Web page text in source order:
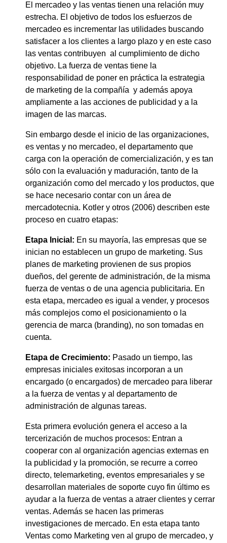
El mercadeo y las ventas tienen una relación muy
estrecha. El objetivo de todos los esfuerzos de
mercadeo es incrementar las utilidades buscando
satisfacer a los clientes a largo plazo y en este caso
las ventas contribuyen al cumplimiento de dicho
objetivo. La fuerza de ventas tiene la
responsabilidad de poner en práctica la estrategia
de marketing de la compañía y además apoya
ampliamente a las acciones de publicidad y a la
imagen de las marcas.
Sin embargo desde el inicio de las organizaciones,
es ventas y no mercadeo, el departamento que
carga con la operación de comercialización, y es tan
sólo con la evaluación y maduración, tanto de la
organización como del mercado y los productos, que
se hace necesario contar con un área de
mercadotecnia. Kotler y otros (2006) describen este
proceso en cuatro etapas:
Etapa Inicial: En su mayoría, las empresas que se
inician no establecen un grupo de marketing. Sus
planes de marketing provienen de sus propios
dueños, del gerente de administración, de la misma
fuerza de ventas o de una agencia publicitaria. En
esta etapa, mercadeo es igual a vender, y procesos
más complejos como el posicionamiento o la
gerencia de marca (branding), no son tomadas en
cuenta.
Etapa de Crecimiento: Pasado un tiempo, las
empresas iniciales exitosas incorporan a un
encargado (o encargados) de mercadeo para liberar
a la fuerza de ventas y al departamento de
administración de algunas tareas.
Esta primera evolución genera el acceso a la
tercerización de muchos procesos: Entran a
cooperar con al organización agencias externas en
la publicidad y la promoción, se recurre a correo
directo, telemarketing, eventos empresariales y se
desarrollan materiales de soporte cuyo fin último es
ayudar a la fuerza de ventas a atraer clientes y cerrar
ventas. Además se hacen las primeras
investigaciones de mercado. En esta etapa tanto
Ventas como Marketing ven al grupo de mercadeo, y